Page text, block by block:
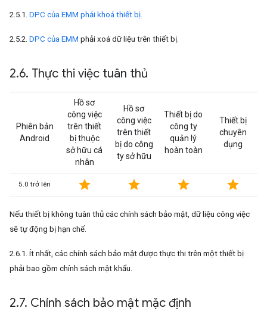
2.5.1. DPC của EMM phải khoá thiết bị.
2.5.2. DPC của EMM phải xoá dữ liệu trên thiết bị.
2.6. Thực thi việc tuân thủ
Phiên bản
Android
Hồ sơ
công việc
trên thiết
bị thuộc
sở hữu cá
nhân
Hồ sơ
công việc
trên thiết
bị do công
ty sở hữu
Thiết bị do
công ty
quản lý
hoàn toàn
Thiết bị
chuyên
dụng
5.0 trở lên star star star star
Nếu thiết bị không tuân thủ các chính sách bảo mật, dữ liệu công việc
sẽ tự động bị hạn chế.
2.6.1. Ít nhất, các chính sách bảo mật được thực thi trên một thiết bị
phải bao gồm chính sách mật khẩu.
2.7. Chính sách bảo mật mặc định